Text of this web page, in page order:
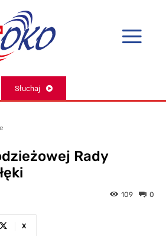
Słuchaj
Rady
0
109
X